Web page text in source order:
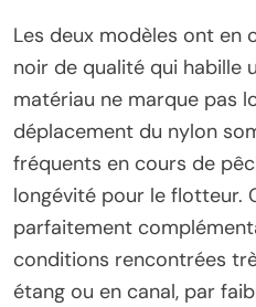
Les deux modèles ont en
noir de qualité qui habille
matériau ne marque pas
déplacement du nylon
fréquents en cours de
longévité pour le flotteur.
parfaitement
conditions rencontrées
étang ou en canal, par